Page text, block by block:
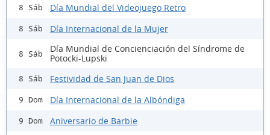
8 Sáb Día Mundial del Videojuego Retro
8 Sáb Día Internacional de la Mujer
8 Sáb
Día Mundial de Concienciación del Síndrome de
Potocki-Lupski
8 Sáb Festividad de San Juan de Dios
9 Dom Día Internacional de la Albóndiga
9 Dom Aniversario de Barbie